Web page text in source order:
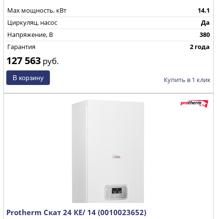
Max мощность, кВт
14.1
Циркуляц. насос
Да
Напряжение, В
380
Гарантия
2 года
127 563 руб.
Купить в 1 клик
Protherm Скат 24 КE/ 14 (0010023652)